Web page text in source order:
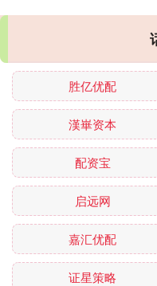
胜亿优配
漢崋资本
配资宝
启远网
嘉汇优配
证星策略